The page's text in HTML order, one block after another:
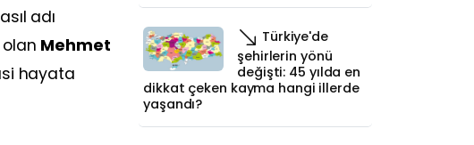
adı
olan Mehmet
hayata
Türkiye'de
şehirlerin yönü
değişti: 45 yılda en
dikkat çeken kayma hangi illerde
yaşandı?